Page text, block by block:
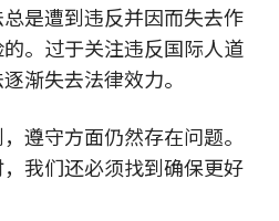
是遭到违反并因而失去作
。过于关注违反国际人道
渐失去法律效力。
遵守方面仍然存在问题。
我们还必须找到确保更好